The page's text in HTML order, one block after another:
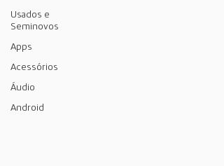
Usados e
Seminovos
Apps
Acessórios
Áudio
Android